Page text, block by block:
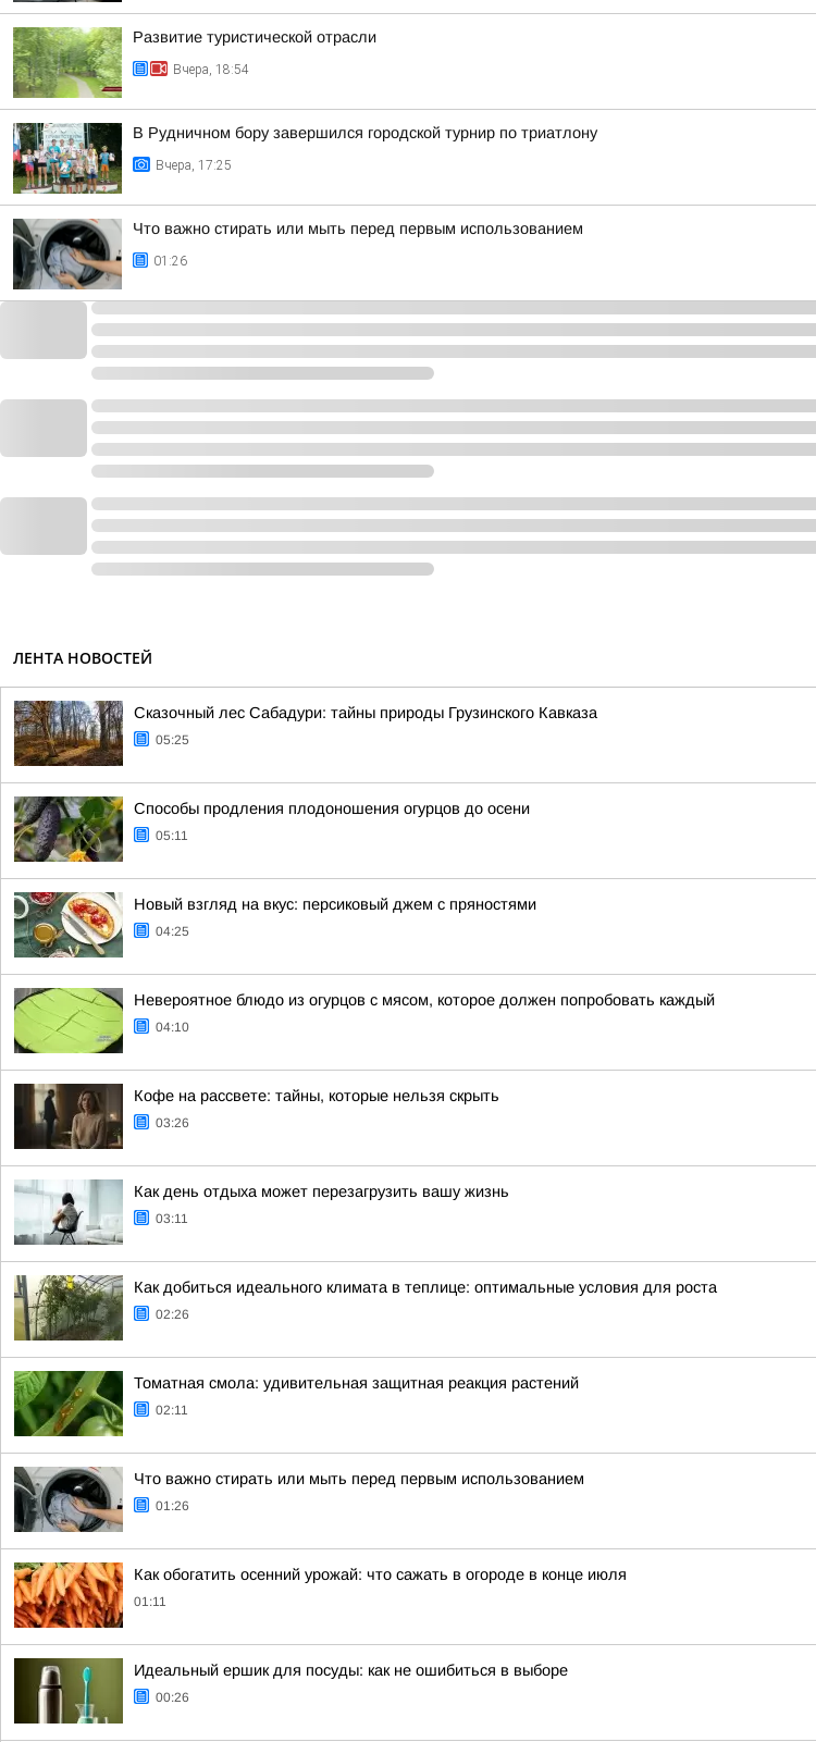
Развитие туристической отрасли
Вчера, 18:54
В Рудничном бору завершился городской турнир по триатлону
Вчера, 17:25
Что важно стирать или мыть перед первым использованием
01:26
ЛЕНТА НОВОСТЕЙ
Сказочный лес Сабадури: тайны природы Грузинского Кавказа
05:25
Способы продления плодоношения огурцов до осени
05:11
Новый взгляд на вкус: персиковый джем с пряностями
04:25
Невероятное блюдо из огурцов с мясом, которое должен попробовать каждый
04:10
Кофе на рассвете: тайны, которые нельзя скрыть
03:26
Как день отдыха может перезагрузить вашу жизнь
03:11
Как добиться идеального климата в теплице: оптимальные условия для роста
02:26
Томатная смола: удивительная защитная реакция растений
02:11
Что важно стирать или мыть перед первым использованием
01:26
Как обогатить осенний урожай: что сажать в огороде в конце июля
01:11
Идеальный ершик для посуды: как не ошибиться в выборе
00:26